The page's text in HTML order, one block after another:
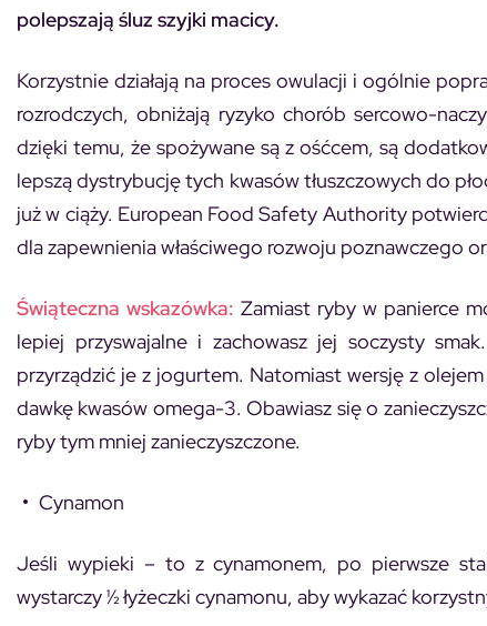
polepszają śluz szyjki macicy.
Korzystnie działają na proces owulacji i ogólnie
rozrodczych, obniżają ryzyko chorób sercowo-
dzięki temu, że spożywane są z ośćcem, są
lepszą dystrybucję tych kwasów tłuszczowych do
już w ciąży. European Food Safety Authority
dla zapewnienia właściwego rozwoju poznawczego
Świąteczna wskazówka: Zamiast ryby w panierce
lepiej przyswajalne i zachowasz jej soczysty
przyrządzić je z jogurtem. Natomiast wersję z
dawkę kwasów omega-3. Obawiasz się o
ryby tym mniej zanieczyszczone.
Cynamon
Jeśli wypieki – to z cynamonem, po pierwsze
wystarczy ½ łyżeczki cynamonu, aby wykazać